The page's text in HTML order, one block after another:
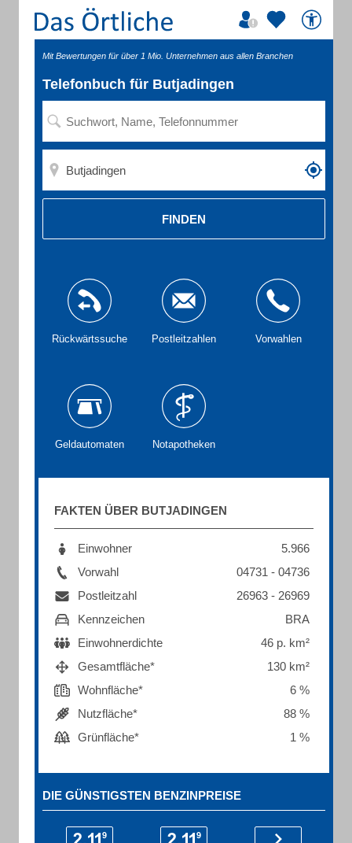
Mit Bewertungen für über 1 Mio. Unternehmen aus allen Branchen
Telefonbuch für Butjadingen
FINDEN
Rückwärtssuche Postleitzahlen Vorwahlen
Geldautomaten Notapotheken
FAKTEN ÜBER BUTJADINGEN
Einwohner
5.966
Vorwahl
04731 - 04736
Postleitzahl
26963 - 26969
Kennzeichen
BRA
Einwohnerdichte
46 p. km²
Gesamtfläche*
130 km²
Wohnfläche*
6 %
Nutzfläche*
88 %
Grünfläche*
1 %
DIE GÜNSTIGSTEN BENZINPREISE